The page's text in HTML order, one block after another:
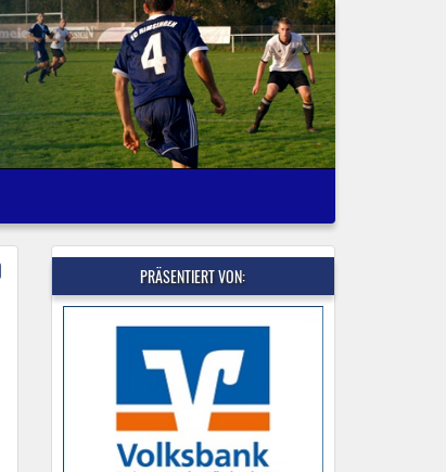
PRÄSENTIERT VON: